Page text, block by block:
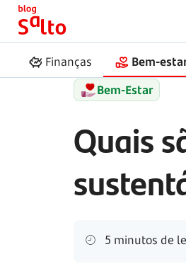
Finanças Bem-
Início
Bem-Estar
Quais
5 minutos de